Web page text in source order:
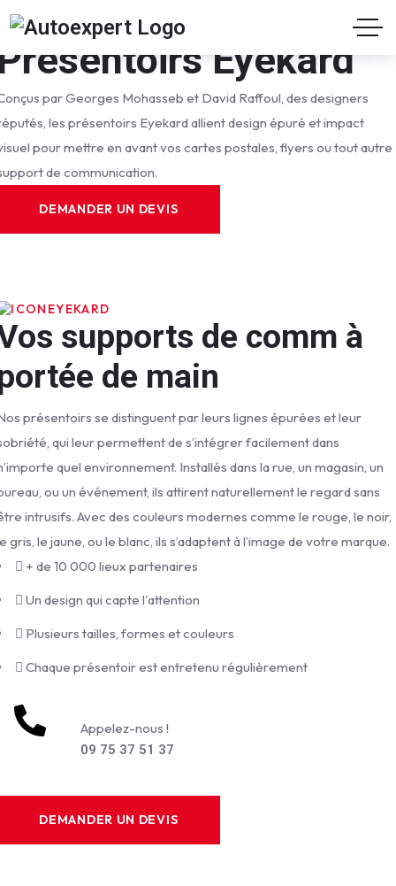
Eyekard
par Georges Mohasseb et David Raffoul, des designers
les présentoirs Eyekard allient design épuré et impact
pour mettre en avant vos cartes postales, flyers ou tout autre
de communication.
DEMANDER UN DEVIS
1
5
n
n
é
e
s
d
'
e
p
é
i
EYEKARD
supports de comm à
de main
présentoirs se distinguent par leurs lignes épurées et leur
qui leur permettent de s’intégrer facilement dans
quel environnement. Installés dans la rue, un magasin, un
ou un événement, ils attirent naturellement le regard sans
intrusifs. Avec des couleurs modernes comme le rouge, le noir,
gris, le jaune, ou le blanc, ils s’adaptent à l’image de votre marque.
+ de 10 000 lieux partenaires
Un design qui capte l'attention
Plusieurs tailles, formes et couleurs
Chaque présentoir est entretenu régulièrement
Appelez-nous !
09 75 37 51 37
DEMANDER UN DEVIS